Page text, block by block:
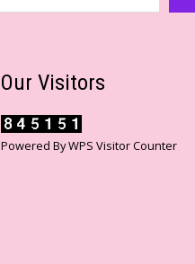
Our Visitors
Powered ByWPS Visitor Counter